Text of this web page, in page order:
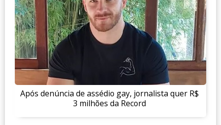
Após denúncia de assédio gay, jornalista quer R$
3 milhões da Record